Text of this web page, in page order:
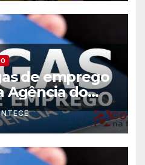
de emprego
Agência do